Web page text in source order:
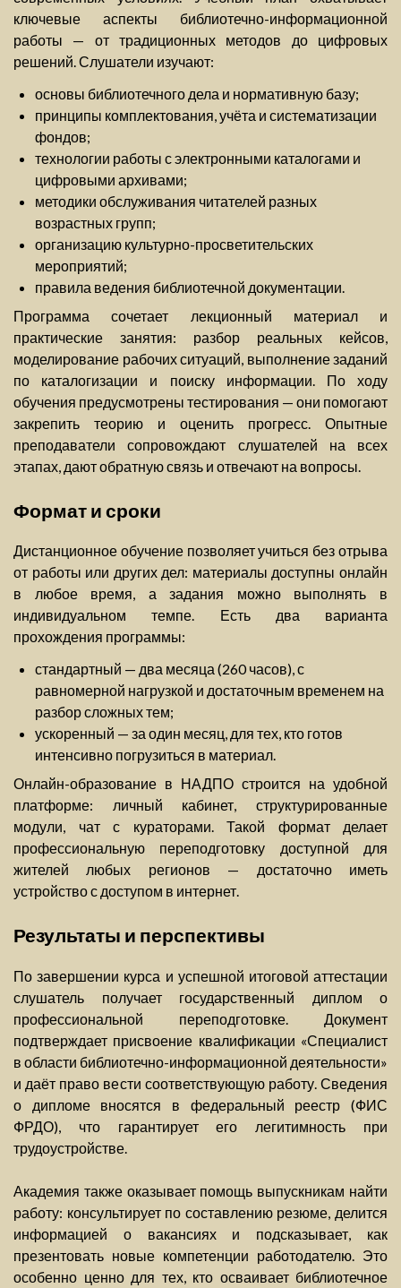
ключевые аспекты библиотечно-информационной
работы — от традиционных методов до цифровых
решений. Слушатели изучают:
основы библиотечного дела и нормативную базу;
принципы комплектования, учёта и систематизации
фондов;
технологии работы с электронными каталогами и
цифровыми архивами;
методики обслуживания читателей разных
возрастных групп;
организацию культурно-просветительских
мероприятий;
правила ведения библиотечной документации.
Программа сочетает лекционный материал и
практические занятия: разбор реальных кейсов,
моделирование рабочих ситуаций, выполнение заданий
по каталогизации и поиску информации. По ходу
обучения предусмотрены тестирования — они помогают
закрепить теорию и оценить прогресс. Опытные
преподаватели сопровождают слушателей на всех
этапах, дают обратную связь и отвечают на вопросы.
Формат и сроки
Дистанционное обучение позволяет учиться без отрыва
от работы или других дел: материалы доступны онлайн
в любое время, а задания можно выполнять в
индивидуальном темпе. Есть два варианта
прохождения программы:
стандартный — два месяца (260 часов), с
равномерной нагрузкой и достаточным временем на
разбор сложных тем;
ускоренный — за один месяц, для тех, кто готов
интенсивно погрузиться в материал.
Онлайн-образование в НАДПО строится на удобной
платформе: личный кабинет, структурированные
модули, чат с кураторами. Такой формат делает
профессиональную переподготовку доступной для
жителей любых регионов — достаточно иметь
устройство с доступом в интернет.
Результаты и перспективы
По завершении курса и успешной итоговой аттестации
слушатель получает государственный диплом о
профессиональной переподготовке. Документ
подтверждает присвоение квалификации «Специалист
в области библиотечно-информационной деятельности»
и даёт право вести соответствующую работу. Сведения
о дипломе вносятся в федеральный реестр (ФИС
ФРДО), что гарантирует его легитимность при
трудоустройстве.
Академия также оказывает помощь выпускникам найти
работу: консультирует по составлению резюме, делится
информацией о вакансиях и подсказывает, как
презентовать новые компетенции работодателю. Это
особенно ценно для тех, кто осваивает библиотечное